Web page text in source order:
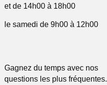
et de 14h00 à 18h00
le samedi de 9h00 à 12h00
Gagnez du temps avec nos
questions les plus fréquentes.